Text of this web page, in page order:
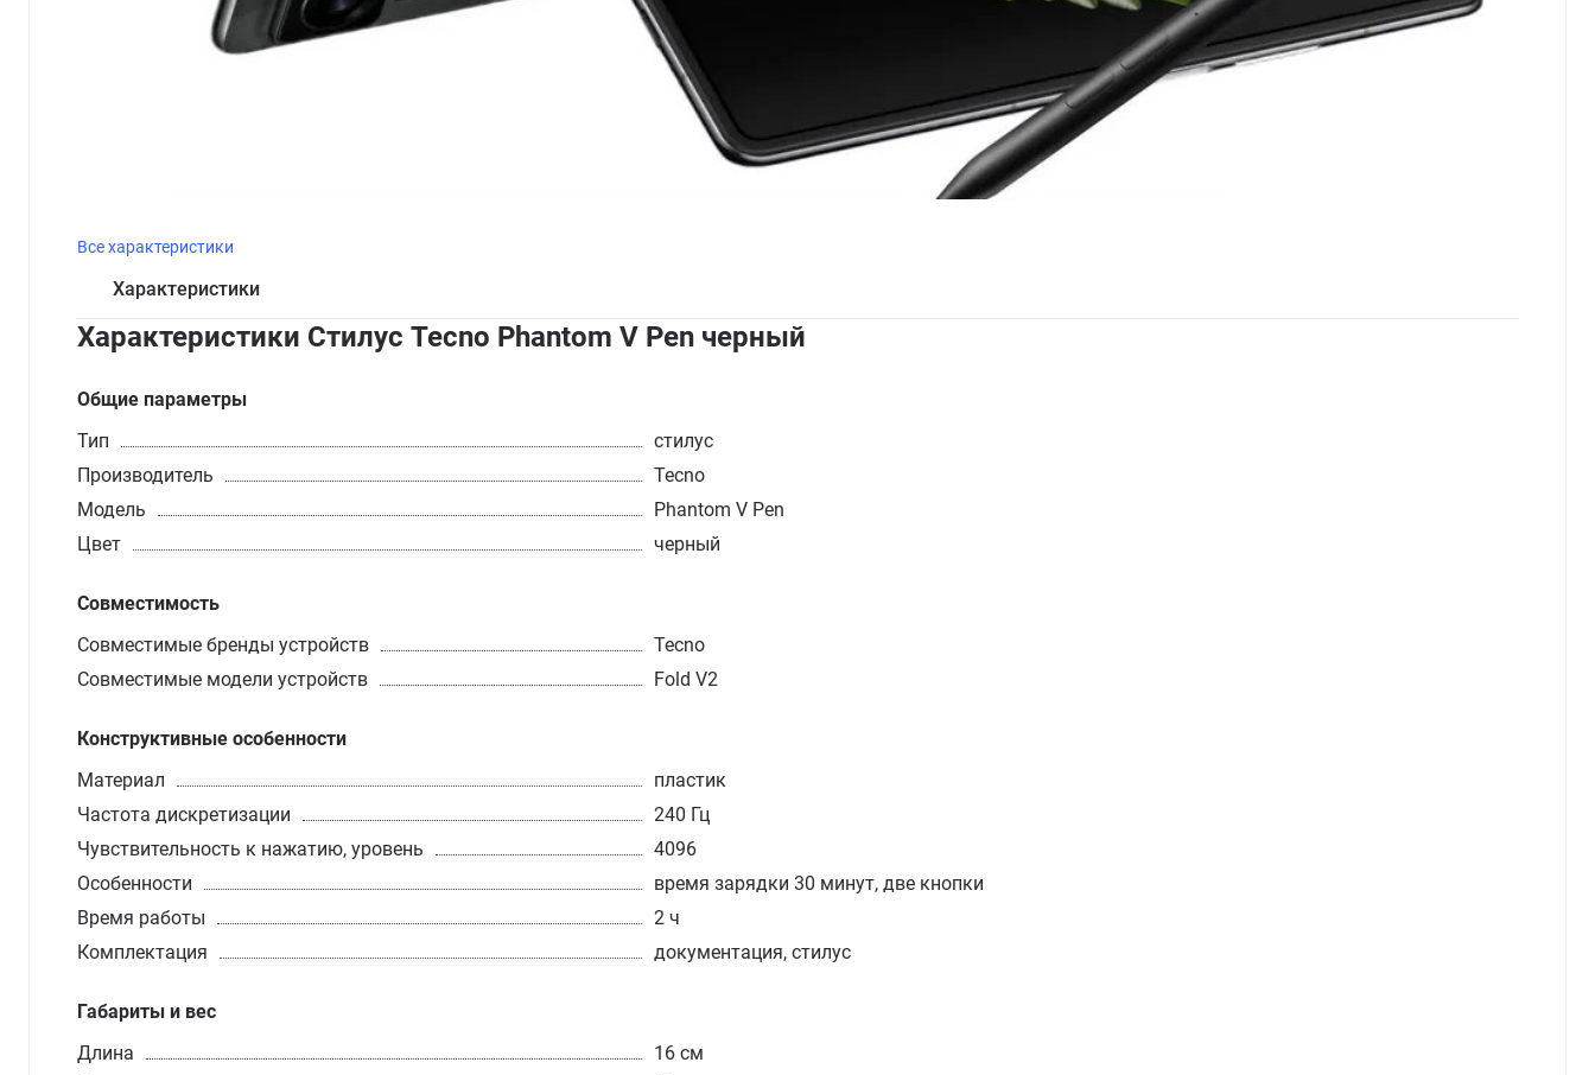
Все характеристики
Характеристики
Характеристики Стилус Tecno Phantom V Pen черный
Общие параметры
Тип
стилус
Производитель
Tecno
Модель
Phantom V Pen
Цвет
черный
Совместимость
Совместимые бренды устройств
Tecno
Совместимые модели устройств
Fold V2
Конструктивные особенности
Материал
пластик
Частота дискретизации
240 Гц
Чувствительность к нажатию, уровень
4096
Особенности
время зарядки 30 минут, две кнопки
Время работы
2 ч
Комплектация
документация, стилус
Габариты и вес
Длина
16 см